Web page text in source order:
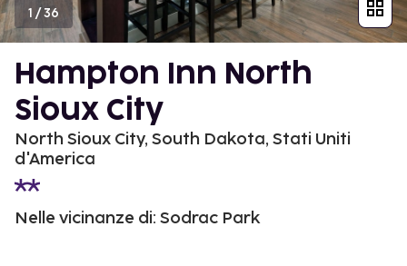
1 /36
Hampton Inn North
Sioux City
North Sioux City, South Dakota, Stati Uniti
d'America
Nelle vicinanze di: Sodrac Park